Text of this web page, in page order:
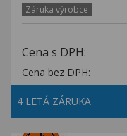
Záruka výrobce
Cena s DPH:
Cena bez DPH:
4 LETÁ ZÁRUKA